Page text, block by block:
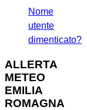
Nome
utente
dimenticato?
ALLERTA
METEO
EMILIA
ROMAGNA